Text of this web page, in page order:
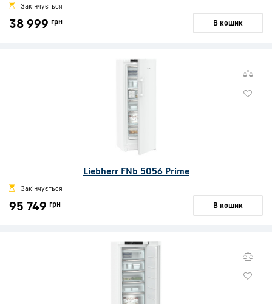
Закінчується
38 999 грн В кошик
Liebherr FNb 5056 Prime
Закінчується
95 749 грн В кошик